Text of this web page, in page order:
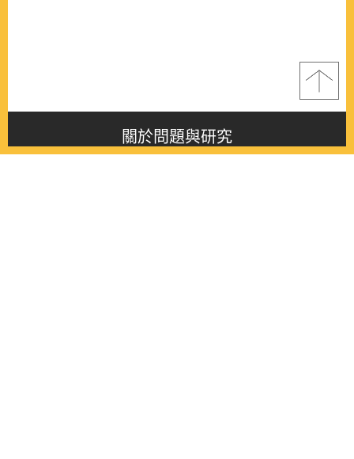
關於問題與研究
About this journal